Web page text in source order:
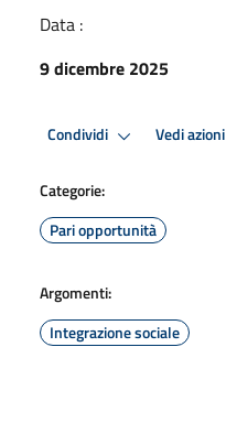
Data :
9 dicembre 2025
Condividi Vedi azioni
Categorie:
Pari opportunità
Argomenti:
Integrazione sociale